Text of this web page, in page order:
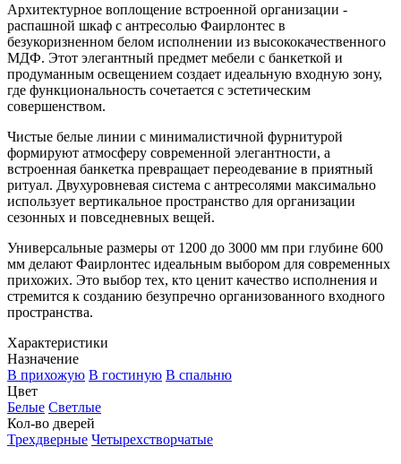
Архитектурное воплощение встроенной организации -
распашной шкаф с антресолью Фаирлонтес в
безукоризненном белом исполнении из высококачественного
МДФ. Этот элегантный предмет мебели с банкеткой и
продуманным освещением создает идеальную входную зону,
где функциональность сочетается с эстетическим
совершенством.
Чистые белые линии с минималистичной фурнитурой
формируют атмосферу современной элегантности, а
встроенная банкетка превращает переодевание в приятный
ритуал. Двухуровневая система с антресолями максимально
использует вертикальное пространство для организации
сезонных и повседневных вещей.
Универсальные размеры от 1200 до 3000 мм при глубине 600
мм делают Фаирлонтес идеальным выбором для современных
прихожих. Это выбор тех, кто ценит качество исполнения и
стремится к созданию безупречно организованного входного
пространства.
Характеристики
Назначение
В прихожую В гостиную В спальню
Цвет
Белые Светлые
Кол-во дверей
Трехдверные Четырехстворчатые